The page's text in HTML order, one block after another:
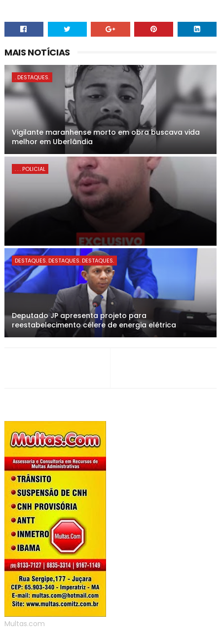
MAIS NOTÍCIAS
. DESTAQUES.
Vigilante maranhense morto em obra buscava vida
melhor em Uberlândia
. . . POLICIAL
DESTAQUES. DESTAQUES. DESTAQUES.
Deputado JP apresenta projeto para
reestabelecimento célere de energia elétrica
Multas.com